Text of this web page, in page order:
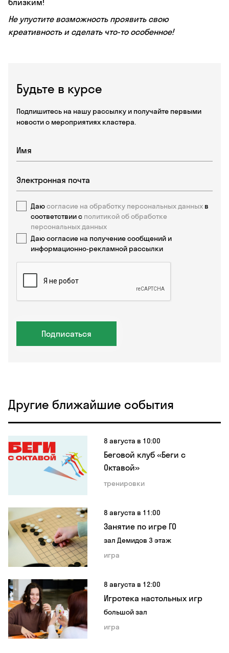
Будьте в курсе
Подпишитесь на нашу рассылку и получайте первыми
новости о мероприятиях кластера.
Даюсогласие на обработку персональных данных в
соответствии с политикой об обработке
персональных данных
Даю согласие на получение сообщений и
информационно-рекламной рассылки
Подписаться
близким!
Не упустите возможность проявить свою
креативность и сделать что-то особенное!
Другие ближайшие события
8 августа в 10:00
Беговой клуб «Беги с
Октавой»
тренировки
8 августа в 11:00
Занятие по игре ГО
зал Демидов 3 этаж
игра
8 августа в 12:00
Игротека настольных игр
большой зал
игра